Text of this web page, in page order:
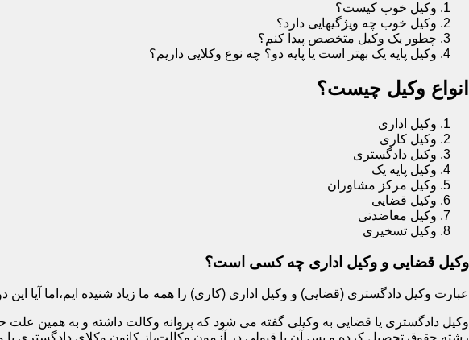
وکیل خوب کیست؟
وکیل خوب چه ویژگیهایی دارد؟
چطور یک وکیل متخصص پیدا کنم؟
وکیل پایه یک بهتر است یا پایه دو؟ چه نوع وکلایی داریم؟
انواع وکیل چیست؟
وکیل اداری
وکیل کاری
وکیل دادگستری
وکیل پایه یک
وکیل مرکز مشاوران
وکیل قضایی
وکیل معاضدتی
وکیل تسخیری
وکیل قضایی و وکیل اداری چه کسی است؟
عبارت وکیل دادگستری (قضایی) و وکیل اداری (کاری) را همه ما زیاد شنیده ایم،اما آیا این
وکیل دادگستری یا قضایی به وکیلی گفته می شود که پروانه وکالت داشته و به همین علت